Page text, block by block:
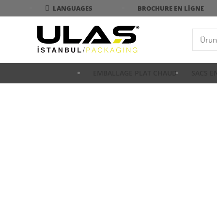
LANGUAGES BROCHURE EN LIGNE
EMBALLAGE PLAT CHAUD SACS